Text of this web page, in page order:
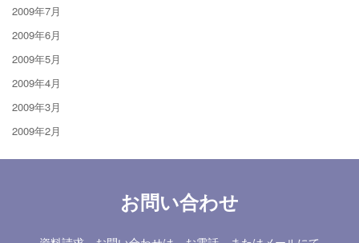
2009年7月
2009年6月
2009年5月
2009年4月
2009年3月
2009年2月
お問い合わせ